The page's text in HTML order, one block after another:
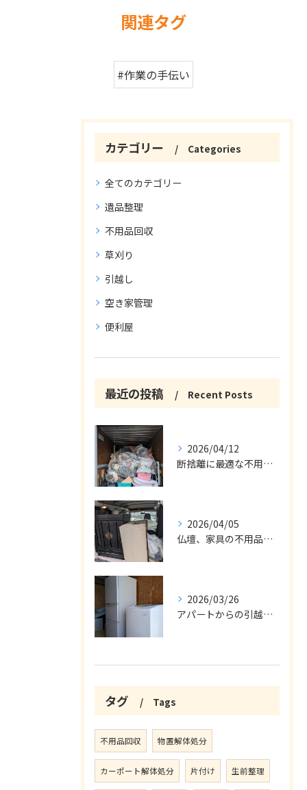
関連タグ
#作業の手伝い
カテゴリー Categories
全てのカテゴリー
遺品整理
不用品回収
草刈り
引越し
空き家管理
便利屋
最近の投稿 Recent Posts
2026/04/12
断捨離に最適な不用品回収サービス
2026/04/05
仏壇、家具の不用品回収
2026/03/26
アパートからの引越の不用品回収
タグ Tags
不用品回収 物置解体処分
カーポート解体処分 片付け 生前整理